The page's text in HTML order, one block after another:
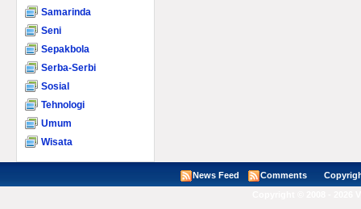
Samarinda
Seni
Sepakbola
Serba-Serbi
Sosial
Tehnologi
Umum
Wisata
News Feed Comments Copyright